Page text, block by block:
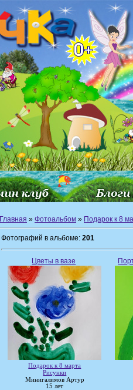
Главная » Фотоальбом » Подарок к 8
Фотографий в альбоме: 201
Цветы в вазе
Подарок к 8 марта
Рисунки
Минигалимов Артур
15 лет